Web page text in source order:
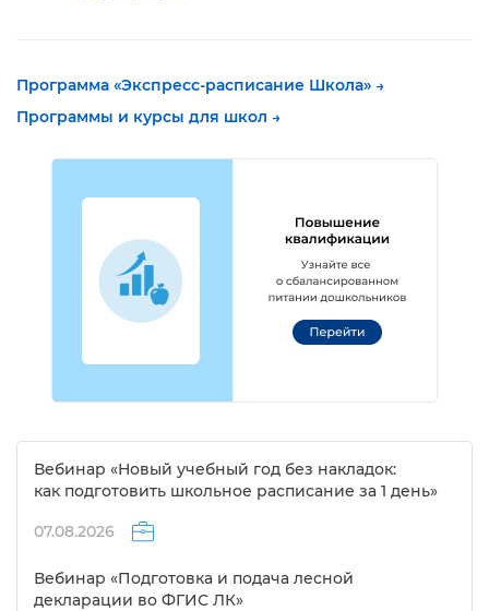
Программа «Экспресс-расписание Школа» →
Программы и курсы для школ →
ебинар «Новый учебный год без накладок:
как подготовить школьное расписание за 1 день»
07.08.2026
ебинар «Подготовка и подача лесной
декларации во ФГИС ЛК»